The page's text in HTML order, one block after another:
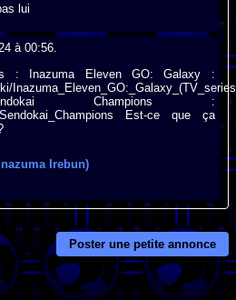
lui
à 00:56.
: Inazuma Eleven GO: Galaxy :
Champions :
Sendokai_Champions Est-ce que ça
Irebun)
Poster une petite annonce